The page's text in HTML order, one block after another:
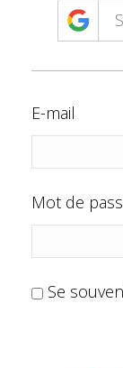
E-mail
Mot de
Se